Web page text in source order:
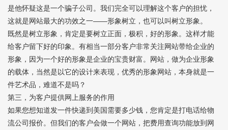
是他怀疑这是一个骗子公司。我们完全可以理解这个客户的担忧，
这就是网站最大的功效之一——形象树立，也可以叫树立形象。
既然是树立形象，肯定是要树立正面，极积，好的形象。这样才能
给客户留下好的印象。有相当一部分客户非常关注网站带给企业的
形象，因为一个好的形象是企业的宝贵财富。网站，做为企业形象
的载体，当然是以它的设计来表现，优秀的形象网站，本身就是一
件艺术品，难道不是吗？
第三，为客户提供网上服务的作用
如果您想知道发一件快递到美国需要多少钱，您肯定是打电话给物
流公司报价。但我们的客户会做一个网站，把费用查询功能放到网